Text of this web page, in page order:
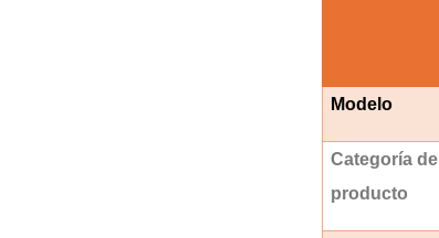
Modelo
Categoría de
producto